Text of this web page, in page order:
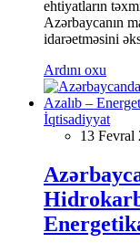
ehtiyatların
Azərbaycanın
idarəetməsini
Ardını oxu
İqtisadiyyat
13 Fevral